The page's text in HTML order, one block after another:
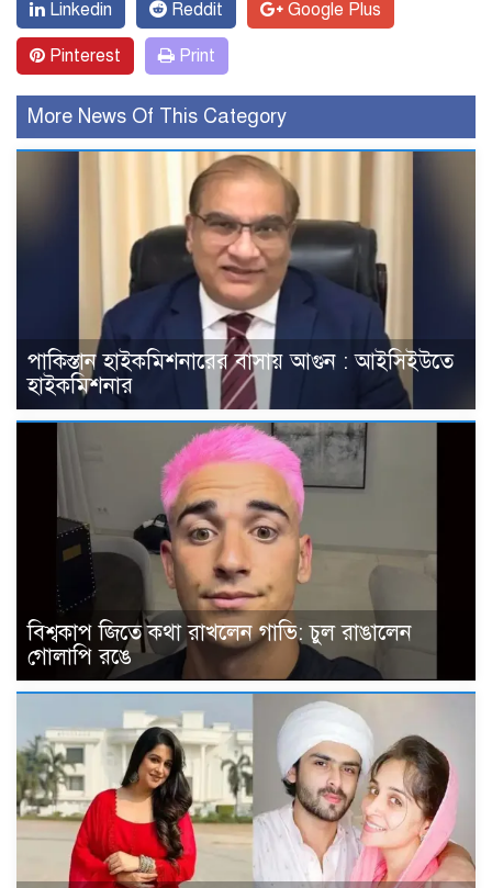
Linkedin Reddit Google Plus
Pinterest Print
More News Of This Category
পাকিস্তান হাইকমিশনারের বাসায় আগুন : আইসিইউতে
হাইকমিশনার
বিশ্বকাপ জিতে কথা রাখলেন গাভি: চুল রাঙালেন
গোলাপি রঙে